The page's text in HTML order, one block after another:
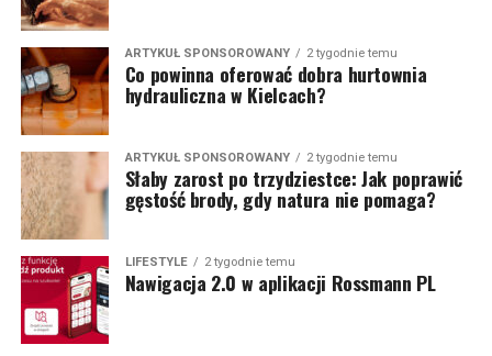
ARTYKUŁ SPONSOROWANY 2 tygodnie temu
Co powinna oferować dobra hurtownia
hydrauliczna w Kielcach?
ARTYKUŁ SPONSOROWANY 2 tygodnie temu
Słaby zarost po trzydziestce: Jak poprawić
gęstość brody, gdy natura nie pomaga?
LIFESTYLE 2 tygodnie temu
Nawigacja 2.0 w aplikacji Rossmann PL